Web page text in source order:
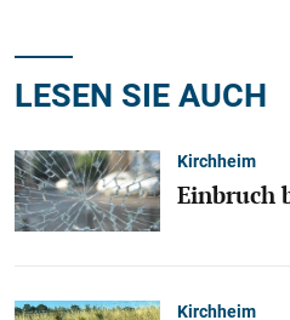
LESEN SIE AUCH
Kirchheim
Einbruch
Kirchheim